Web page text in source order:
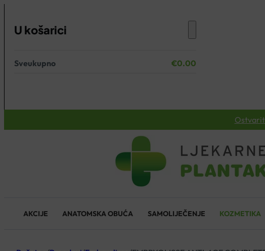
U košarici
Nema proizvoda u košarici.
Sveukupno €0.00
AKCIJE ANATOMSKA OBUĆA SAMOLIJEČENJE KOZMETIKA